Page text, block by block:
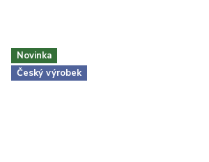
Novinka
Český výrobek